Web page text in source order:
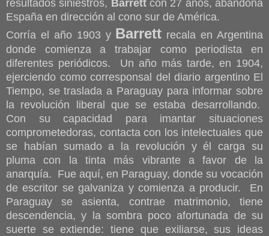
resultados siniestros, Barrettcon 27 años, abandona
España en dirección al cono sur de América.
Corría el año 1903 y Barrett recala en Argentina
donde comienza a trabajar como periodista en
diferentes periódicos. Un año más tarde, en 1904,
ejerciendo como corresponsal del diario argentino El
Tiempo, se traslada a Paraguay para informar sobre
la revolución liberal que se estaba desarrollando.
Con su capacidad para imantar situaciones
comprometedoras, contacta con los intelectuales que
se habían sumado a la revolución y él carga su
pluma con la tinta más vibrante a favor de la
anarquía. Fue aquí, en Paraguay, donde su vocación
de escritor se galvaniza y comienza a producir. En
Paraguay se asienta, contrae matrimonio, tiene
descendencia, y la sombra poco afortunada de su
suerte se extiende: tiene que exiliarse, sus ideas